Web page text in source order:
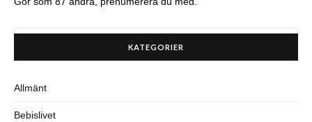
KATEGORIER
Allmänt
Bebislivet